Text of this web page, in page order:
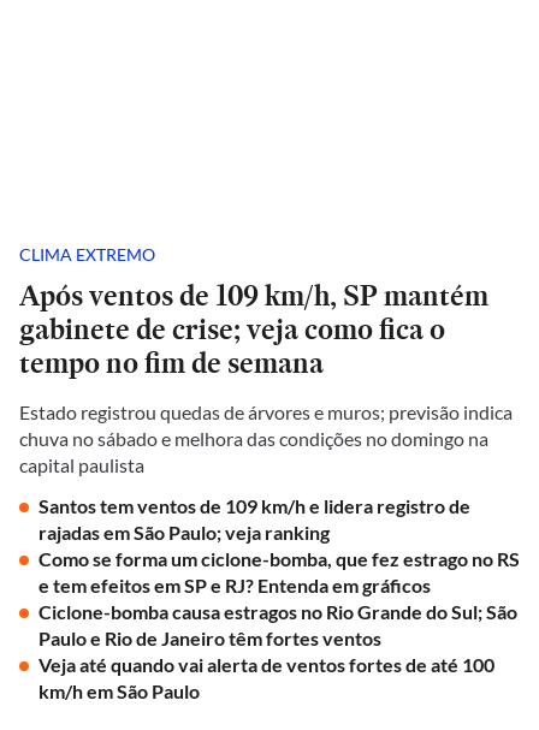
CLIMA EXTREMO
Após ventos de 109 km/h, SP mantém
gabinete de crise; veja como fica o
tempo no fim de semana
Estado registrou quedas de árvores e muros; previsão indica
chuva no sábado e melhora das condições no domingo na
capital paulista
Santos tem ventos de 109 km/h e lidera registro de
rajadas em São Paulo; veja ranking
Como se forma um ciclone-bomba, que fez estrago no RS
e tem efeitos em SP e RJ? Entenda em gráficos
Ciclone-bomba causa estragos no Rio Grande do Sul; São
Paulo e Rio de Janeiro têm fortes ventos
Veja até quando vai alerta de ventos fortes de até 100
km/h em São Paulo